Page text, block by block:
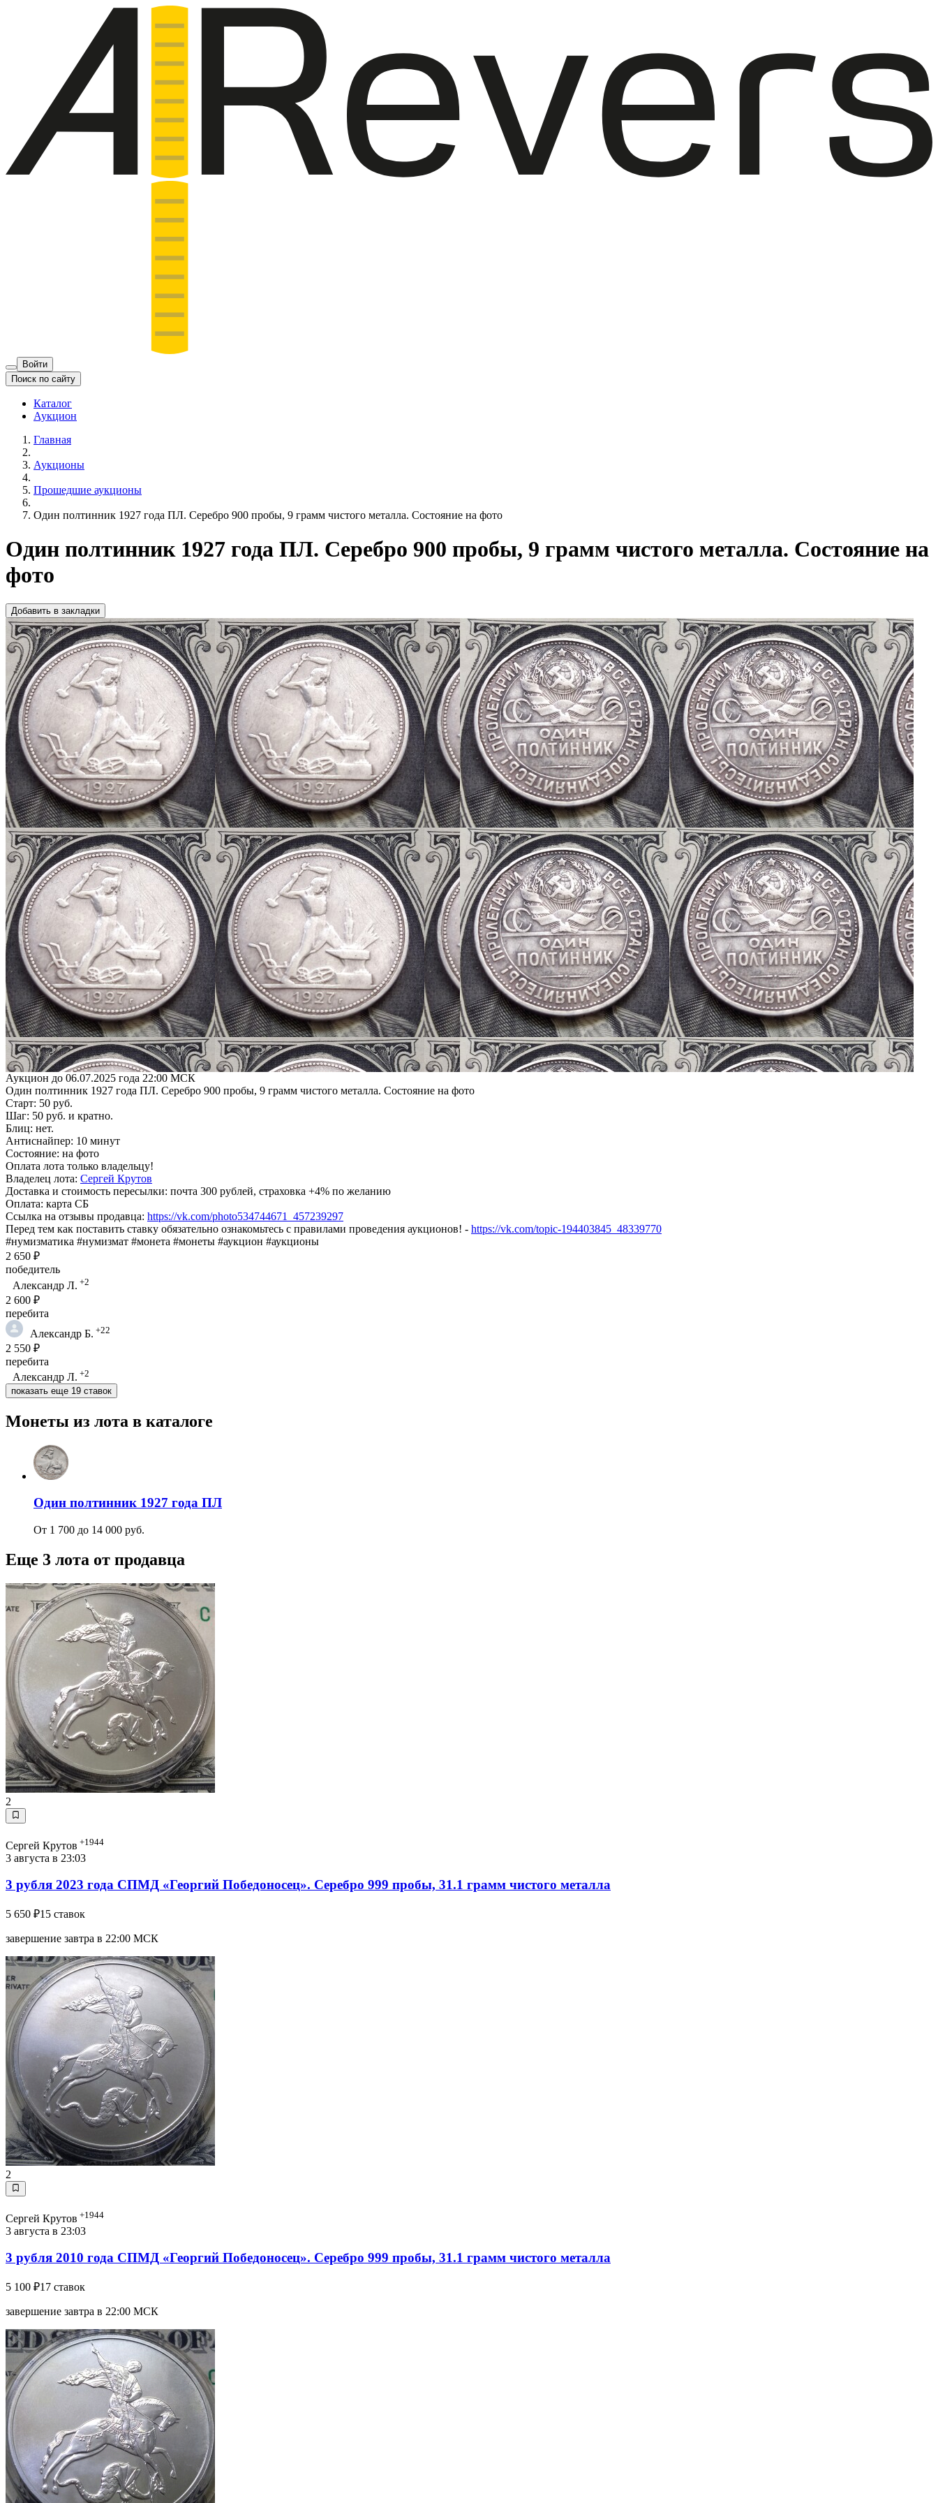
Войти
Поиск по сайту
Каталог
Аукцион
Главная
Аукционы
Прошедшие аукционы
Один полтинник 1927 года ПЛ. Серебро 900 пробы, 9 грамм чистого металла. Состояние на фото
Один полтинник 1927 года ПЛ. Серебро 900 пробы, 9 грамм чистого металла. Состояние на
фото
Добавить в закладки
Аукцион до 06.07.2025 года 22:00 МСК
Один полтинник 1927 года ПЛ. Серебро 900 пробы, 9 грамм чистого металла. Состояние на фото
Старт: 50 руб.
Шаг: 50 руб. и кратно.
Блиц: нет.
Антиснайпер: 10 минут
Состояние: на фото
Оплата лота только владельцу!
Владелец лота: Сергей Крутов
Доставка и стоимость пересылки: почта 300 рублей, страховка +4% по желанию
Оплата: карта СБ
Ссылка на отзывы продавца: https://vk.com/photo534744671_457239297
Перед тем как поставить ставку обязательно ознакомьтесь с правилами проведения аукционов! - https://vk.com/topic-194403845_48339770
#нумизматика #нумизмат #монета #монеты #аукцион #аукционы
2 650 ₽
победитель
Александр Л. +2
2 600 ₽
перебита
Александр Б. +22
2 550 ₽
перебита
Александр Л. +2
показать еще 19 ставок
Монеты из лота в каталоге
Один полтинник 1927 года ПЛ
От 1 700 до 14 000 руб.
Еще 3 лота от продавца
2
Сергей Крутов +1944
3 августа в 23:03
3 рубля 2023 года СПМД «Георгий Победоносец». Серебро 999 пробы, 31.1 грамм чистого металла
5 650 ₽15 ставок
завершение завтра в 22:00 МСК
2
Сергей Крутов +1944
3 августа в 23:03
3 рубля 2010 года СПМД «Георгий Победоносец». Серебро 999 пробы, 31.1 грамм чистого металла
5 100 ₽17 ставок
завершение завтра в 22:00 МСК